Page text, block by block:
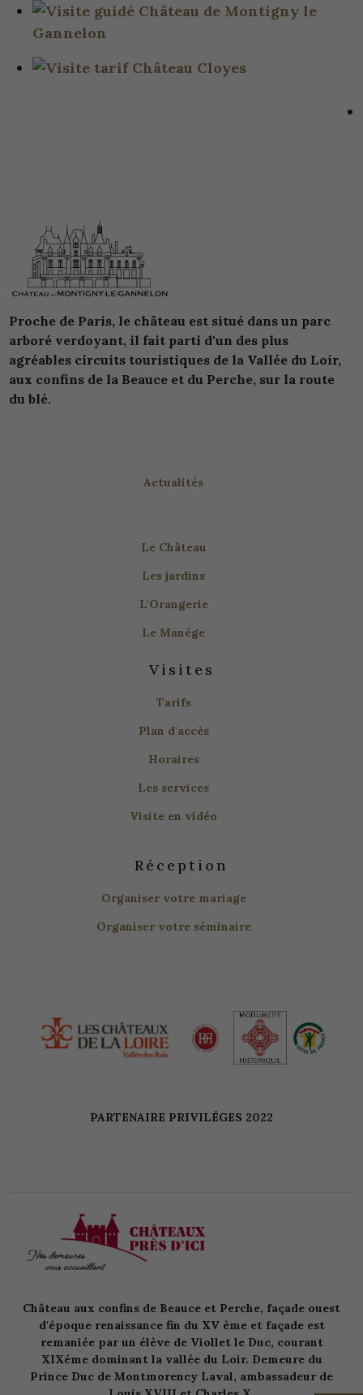
Proche de Paris, le château est situé dans un parc
arboré verdoyant, il fait parti d'un des plus
agréables circuits touristiques de la Vallée du Loir,
aux confins de la Beauce et du Perche, sur la route
du blé.
Actualités
Le Château
Les jardins
L'Orangerie
Le Manège
Visites
Tarifs
Plan d'accès
Horaires
Les services
Visite en vidéo
Réception
Organiser votre mariage
Organiser votre séminaire
PARTENAIRE PRIVILÉGES 2022
Château aux confins de Beauce et Perche, façade ouest
d'époque renaissance fin du XV ème et façade est
remaniée par un élève de Viollet le Duc, courant
XIXéme dominant la vallée du Loir. Demeure du
Prince Duc de Montmorency Laval, ambassadeur de